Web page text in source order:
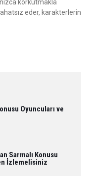
korkutmakla
eder, karakterlerin
Oyuncuları ve
Sarmalı Konusu
İzlemelisiniz